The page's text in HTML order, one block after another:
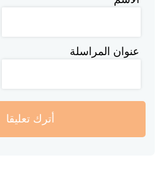
عنوان المراسلة
أترك تعليقا